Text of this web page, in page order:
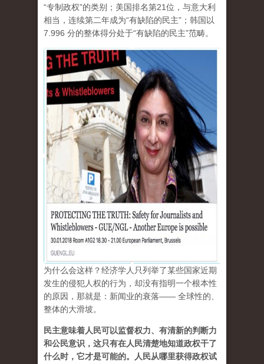
“专制政权”的类别；美国排名第21位，与意大利
相当，连续第二年成为“有缺陷的民主”；韩国以
7.996 分的整体得分处于“有缺陷的民主”范畴。
为什么会这样？经济学人只列举了某些国家近期
发生的侵犯人权的行为，却没有指明一个根本性
的原因，那就是：新闻业的衰落—— 全球性的、
整体的大滑坡。
民主意味着人民可以监督权力、有清新的判断力
和公民意识，这只有在人民清楚地知道政权干了
什么时，它才是可能的。人民从哪里获得政权试